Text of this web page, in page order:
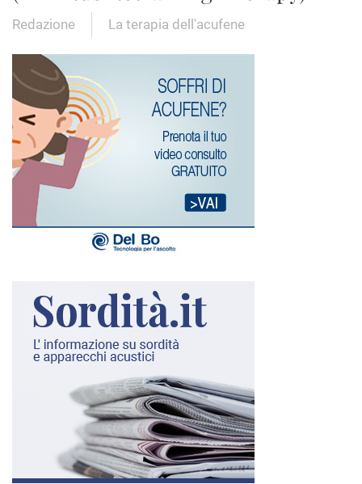
Redazione La terapia dell'acufene